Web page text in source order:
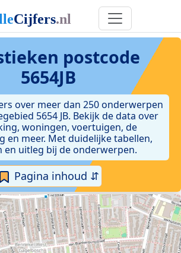
postcode
5654JB
over meer dan 250 onderwerpen
5654 JB. Bekijk de data over
woningen, voertuigen, de
en meer. Met duidelijke tabellen,
en uitleg bij de onderwerpen.
Pagina inhoud ⇵